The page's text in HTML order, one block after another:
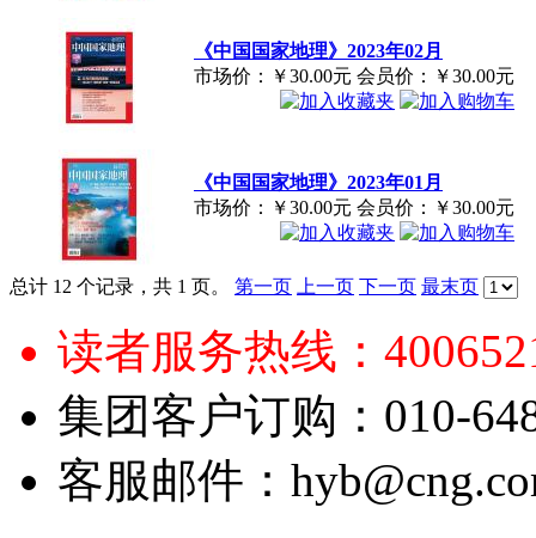
《中国国家地理》2023年02月
市场价：
￥30.00元 会员价： ￥30.00元
《中国国家地理》2023年01月
市场价：
￥30.00元 会员价： ￥30.00元
总计 12 个记录，共 1 页。 第一页 上一页 下一页 最末页
读者服务热线：
集团客户订购：010-
客服邮件：